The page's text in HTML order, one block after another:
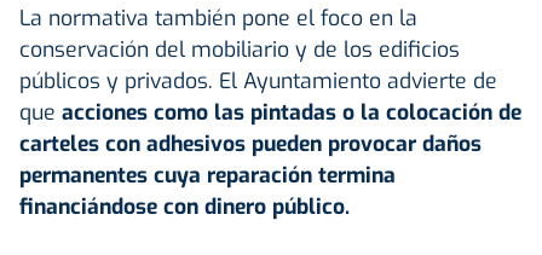
La normativa también pone el foco en la
conservación del mobiliario y de los edificios
públicos y privados. El Ayuntamiento advierte de
que acciones como las pintadas o la colocación de
carteles con adhesivos pueden provocar daños
permanentes cuya reparación termina
financiándose con dinero público.